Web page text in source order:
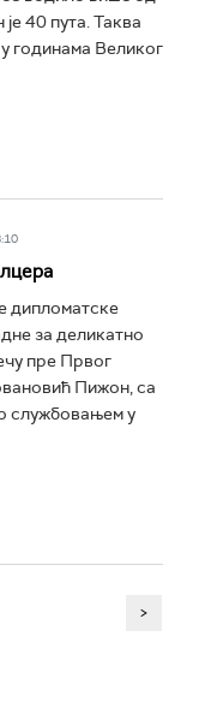
40 пута. Таква
у годинама Великог
дипломатске
за деликатно
пре Првог
Пижон, са
службовањем у
>